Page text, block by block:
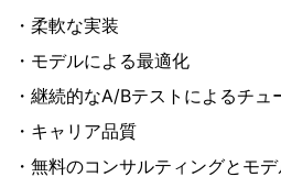
・柔軟な実装
・モデルによる最適化
・継続的なA/Bテストによるチュ
・キャリア品質
・無料のコンサルティングとモ